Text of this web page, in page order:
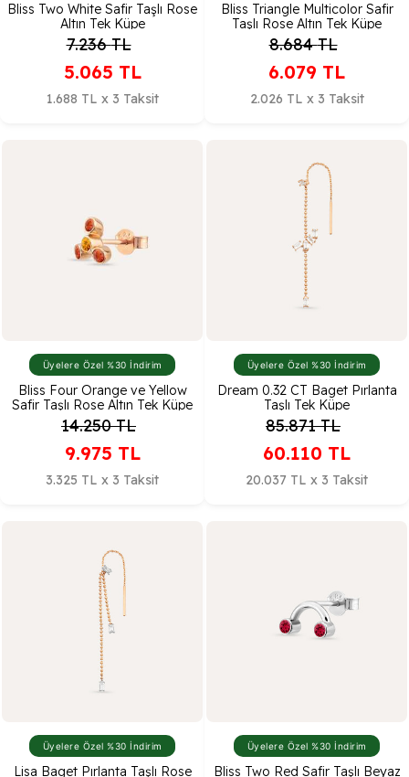
Bliss Two White Safir Taşlı Rose
Altın Tek Küpe
7.236TL
5.065 TL
1.688 TL x 3 Taksit
Bliss Triangle Multicolor Safir
Taşlı Rose Altın Tek Küpe
8.684TL
6.079 TL
2.026 TL x 3 Taksit
Üyelere Özel %30 İndirim
Bliss Four Orange ve Yellow
Safir Taşlı Rose Altın Tek Küpe
14.250TL
9.975 TL
3.325 TL x 3 Taksit
Üyelere Özel %30 İndirim
Dream 0.32 CT Baget Pırlanta
Taşlı Tek Küpe
85.871TL
60.110 TL
20.037 TL x 3 Taksit
Üyelere Özel %30 İndirim
Lisa Baget Pırlanta Taşlı Rose
Üyelere Özel %30 İndirim
Bliss Two Red Safir Taşlı Beyaz